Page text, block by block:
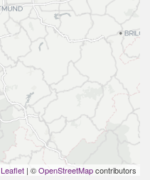
Leaflet | ©OpenStreetMapcontributors